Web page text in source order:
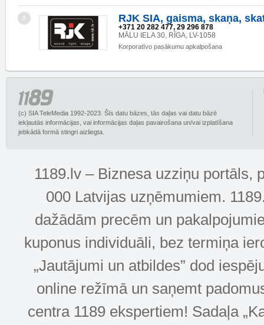
3 RJK SIA, gaisma, skaņa,
+371 20 282 477, 29 296 878
MĀLU IELA 30, RĪGA, LV-1058
Korporatīvo pasākumu apkalpošana
(c) SIA TeleMedia 1992-2023. Šīs datu bāzes, tās daļas vai datu bāzē
iekļautās informācijas, vai informācijas daļas pavairošana un/vai izplatīšana
jebkādā formā stingri aizliegta.
1189.lv – Biznesa uzziņu portāls,
000 Latvijas uzņēmumiem.
dažādām precēm un
kuponus individuāli, bez termiņa
„Jautājumi un atbildes” dod
online režīmā un saņemt
centra 1189 ekspertiem! Sadaļa